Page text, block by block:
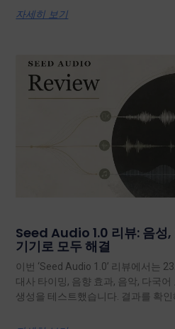
자세히 보기
Seed Audio 1.0 리뷰: 음성,
기기로 모두 해결
이번 ‘Seed Audio 1.0’ 리뷰에서는
대사 타이밍, 음향 효과, 음악, 다국
생성을 테스트했습니다. 결과를 확인